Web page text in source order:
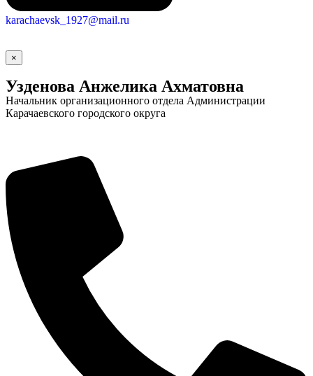
Социальные
karachaevsk_1927@mail.ru
×
Узденова Анжелика Ахматовна
Начальник организационного отдела Администрации
Карачаевского городского округа